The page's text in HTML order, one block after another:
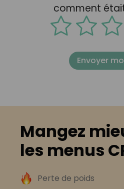
comment
Envoyer
Mangez
les menus
Perte de poids